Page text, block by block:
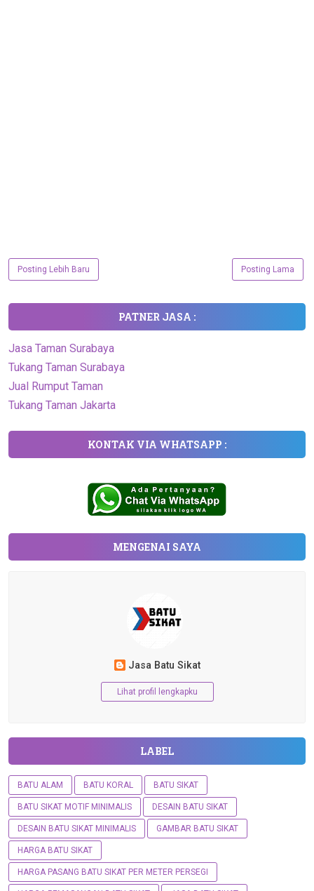
Posting Lebih Baru Posting Lama
PATNER JASA :
Jasa Taman Surabaya
Tukang Taman Surabaya
Jual Rumput Taman
Tukang Taman Jakarta
KONTAK VIA WHATSAPP :
MENGENAI SAYA
Jasa Batu Sikat
Lihat profil lengkapku
LABEL
BATU ALAM BATU KORAL BATU SIKAT
BATU SIKAT MOTIF MINIMALIS DESAIN BATU SIKAT
DESAIN BATU SIKAT MINIMALIS GAMBAR BATU SIKAT
HARGA BATU SIKAT
HARGA PASANG BATU SIKAT PER METER PERSEGI